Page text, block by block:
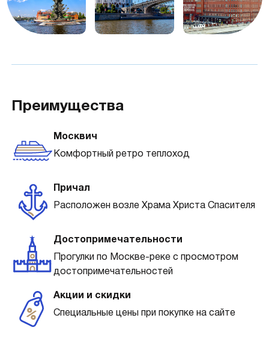
Преимущества
Москвич
Комфортный ретро теплоход
Причал
Расположен возле Храма Христа Спасителя
Достопримечательности
Прогулки по Москве-реке с просмотром
достопримечательностей
Акции и скидки
Специальные цены при покупке на сайте